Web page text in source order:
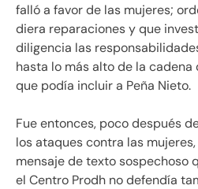
falló a favor de las mujeres;
diera reparaciones y que
diligencia las
hasta lo más alto de la
que podía incluir a Peña Nieto.
Fue entonces, poco después
los ataques contra las
mensaje de texto sospechoso
el Centro Prodh no defendía